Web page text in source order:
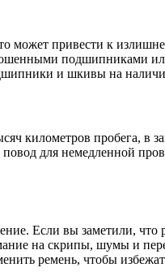
привести к
подшипниками
и шкивы на
километров пробега, в
для немедленной
Если вы заметили, что
на скрипы, шумы и
ремень, чтобы